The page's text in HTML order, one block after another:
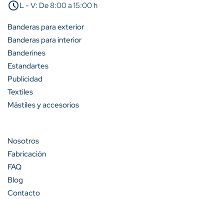
A partir de 25 unidades
A partir de 50 unidades
A partir de 100 unidades
Cantidad
A partir de 200 unidades
scheduleL - V: De 8:00 a 15:00 h
Banderas para exterior
Banderas para interior
Banderines
Estandartes
Publicidad
Textiles
Mástiles y accesorios
Nosotros
Fabricación
FAQ
Blog
Contacto